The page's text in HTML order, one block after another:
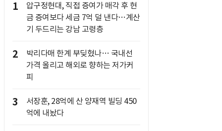
1
압구정현대, 직접 증여가 매각 후 현
금 증여보다 세금 7억 덜 낸다…계산
기 두드리는 강남 고령층
2
박리다매 한계 부딪혔나… 국내선
가격 올리고 해외로 향하는 저가커
피
3
서장훈, 28억에 산 양재역 빌딩 450
억에 내놨다